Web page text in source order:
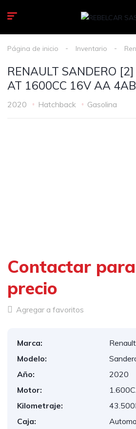
Página de inicio Inventario
RENAULT SANDERO
AT 1600CC 16V AA
2020 Hatchback Gasolina
Contactar
precio
Agregar a favoritos
Marca:
Renault
Modelo:
Año:
2020
Motor:
Kilometraje:
Caja: